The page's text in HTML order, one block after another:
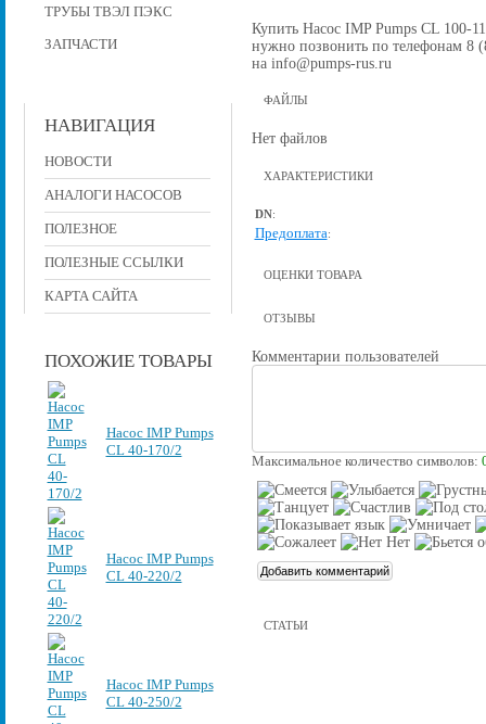
ТРУБЫ ТВЭЛ ПЭКС
ЗАПЧАСТИ
НАВИГАЦИЯ
НОВОСТИ
АНАЛОГИ НАСОСОВ
ПОЛЕЗНОЕ
ПОЛЕЗНЫЕ ССЫЛКИ
КАРТА САЙТА
ПОХОЖИЕ ТОВАРЫ
Насос IMP Pumps
CL 40-170/2
Насос IMP Pumps
CL 40-220/2
Насос IMP Pumps
CL 40-250/2
Купить Насос IMP Pumps CL 100-
нужно позвонить по телефонам 8
на info@pumps-rus.ru
ФАЙЛЫ
Нет файлов
ХАРАКТЕРИСТИКИ
DN:
Предоплата:
ОЦЕНКИ ТОВАРА
ОТЗЫВЫ
Комментарии пользователей
Максимальное количество символов:
СТАТЬИ